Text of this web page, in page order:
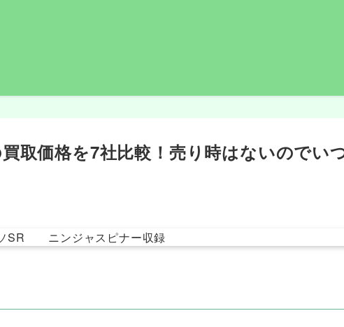
取価格を7社比較！売り時はないのでい